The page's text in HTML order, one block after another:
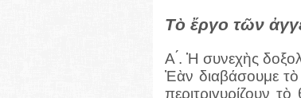
Τὸ ἔργο τῶν
Α ́. Ἡ συνεχὴς
Ἐὰν διαβάσουμε
περιτριγυρίζουν